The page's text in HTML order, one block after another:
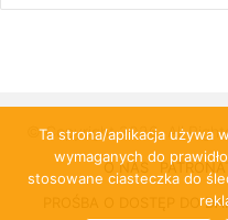
© Copyright 2026, All
O NAS
PROŚBA O DOSTĘP DO
Ta strona/aplikacja używa
wymaganych do
stosowane ciasteczka do